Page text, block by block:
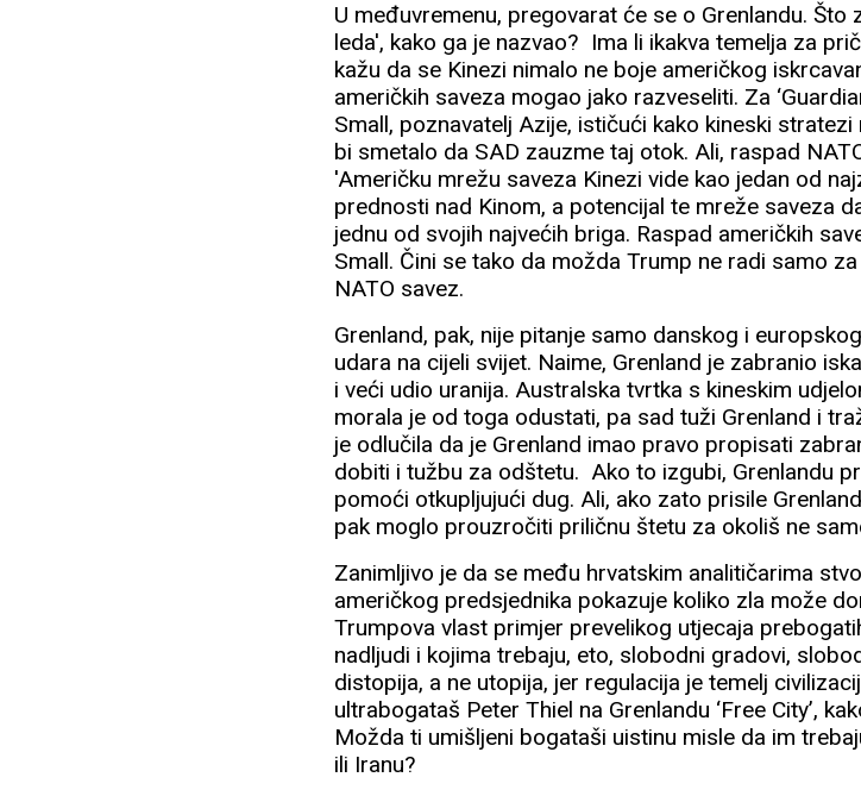
U međuvremenu, pregovarat će se o Grenlandu.
leda', kako ga je nazvao? Ima li ikakva temelja za
kažu da se Kinezi nimalo ne boje američkog
američkih saveza mogao jako razveseliti. Za
Small, poznavatelj Azije, ističući kako kineski
bi smetalo da SAD zauzme taj otok. Ali, raspad
'Američku mrežu saveza Kinezi vide kao jedan od
prednosti nad Kinom, a potencijal te mreže saveza
jednu od svojih najvećih briga. Raspad američkih
Small. Čini se tako da možda Trump ne radi samo
NATO savez.
Grenland, pak, nije pitanje samo danskog i
udara na cijeli svijet. Naime, Grenland je zabranio
i veći udio uranija. Australska tvrtka s kineskim
morala je od toga odustati, pa sad tuži Grenland i
je odlučila da je Grenland imao pravo propisati
dobiti i tužbu za odštetu. Ako to izgubi, Grenlandu
pomoći otkupljujući dug. Ali, ako zato prisile
pak moglo prouzročiti priličnu štetu za okoliš ne
Zanimljivo je da se među hrvatskim analitičarima
američkog predsjednika pokazuje koliko zla može
Trumpova vlast primjer prevelikog utjecaja
nadljudi i kojima trebaju, eto, slobodni gradovi,
distopija, a ne utopija, jer regulacija je temelj
ultrabogataš Peter Thiel na Grenlandu ‘Free City’,
Možda ti umišljeni bogataši uistinu misle da im
ili Iranu?